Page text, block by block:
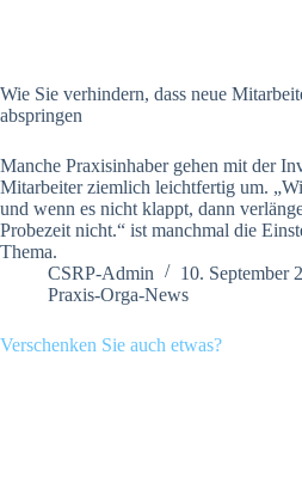
Wie Sie verhindern, dass neue
abspringen
Manche Praxisinhaber gehen mit der
Mitarbeiter ziemlich leichtfertig um.
und wenn es nicht klappt, dann
Probezeit nicht.“ ist manchmal die
Thema.
CSRP-Admin
10. September
Praxis-Orga-News
Verschenken Sie auch etwas?